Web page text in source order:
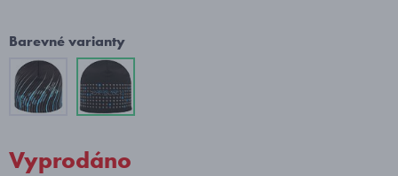
Barevné varianty
Vyprodáno